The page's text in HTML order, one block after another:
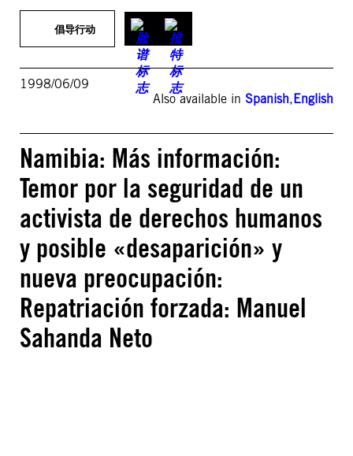
倡导行动
1998/06/09
Also available in Spanish,English
Namibia: Más información:
Temor por la seguridad de un
activista de derechos humanos
y posible «desaparición» y
nueva preocupación:
Repatriación forzada: Manuel
Sahanda Neto